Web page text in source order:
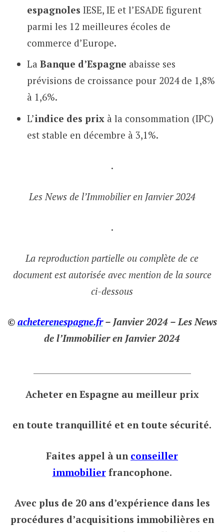
espagnoles IESE, IE et l’ESADE figurent
parmi les 12 meilleures écoles de
commerce d’Europe.
La Banque d’Espagne abaisse ses
prévisions de croissance pour 2024 de 1,8%
à 1,6%.
L’indice des prix à la consommation (IPC)
est stable en décembre à 3,1%.
.
Les News de l’Immobilier en Janvier 2024
.
La reproduction partielle ou complète de ce
document est autorisée avec mention de la source
ci-dessous
© acheterenespagne.fr– Janvier 2024 – Les News
de l’Immobilier en Janvier 2024
Acheter en Espagne au meilleur prix
en toute tranquillité et en toute sécurité.
Faites appel à un conseiller
immobilierfrancophone.
Avec plus de 20 ans d’expérience dans les
procédures d’acquisitions immobilières en